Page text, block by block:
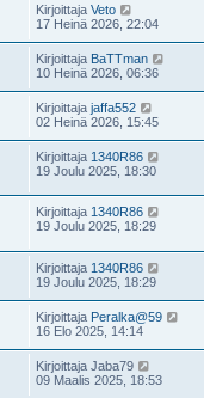
Kirjoittaja Veto
17 Heinä 2026, 22:04
Kirjoittaja BaTTman
10 Heinä 2026, 06:36
Kirjoittaja jaffa552
02 Heinä 2026, 15:45
Kirjoittaja 1340R86
19 Joulu 2025, 18:30
Kirjoittaja 1340R86
19 Joulu 2025, 18:29
Kirjoittaja 1340R86
19 Joulu 2025, 18:29
Kirjoittaja Peralka@59
16 Elo 2025, 14:14
Kirjoittaja Jaba79
09 Maalis 2025, 18:53